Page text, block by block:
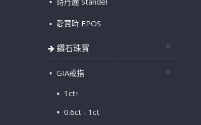
愛寶時 EPOS
鑽石珠寶
GIA戒指
1ct↑
0.6ct - 1ct